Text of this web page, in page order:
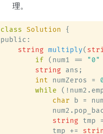
理。
class Solution {
public:
string multiply(
if (num1 == "0"
string ans;
int numZeros =
while
char b =
string tmp
            tmp +=